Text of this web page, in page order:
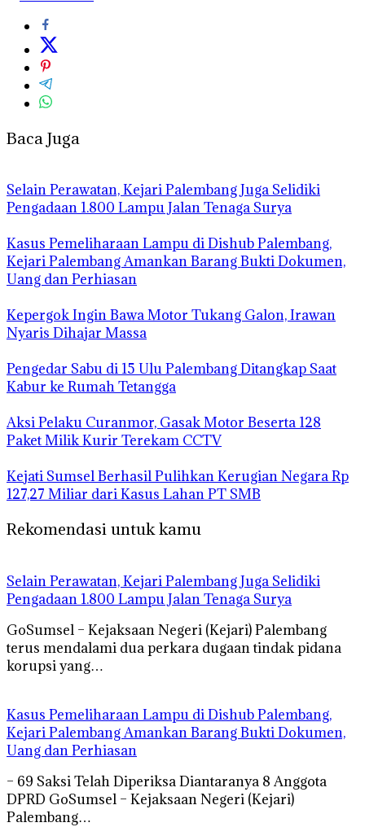
Baca Juga
Selain Perawatan, Kejari Palembang Juga Selidiki
Pengadaan 1.800 Lampu Jalan Tenaga Surya
Kasus Pemeliharaan Lampu di Dishub Palembang,
Kejari Palembang Amankan Barang Bukti Dokumen,
Uang dan Perhiasan
Kepergok Ingin Bawa Motor Tukang Galon, Irawan
Nyaris Dihajar Massa
Pengedar Sabu di 15 Ulu Palembang Ditangkap Saat
Kabur ke Rumah Tetangga
Aksi Pelaku Curanmor, Gasak Motor Beserta 128
Paket Milik Kurir Terekam CCTV
Kejati Sumsel Berhasil Pulihkan Kerugian Negara Rp
127,27 Miliar dari Kasus Lahan PT SMB
Rekomendasi untuk kamu
Selain Perawatan, Kejari Palembang Juga Selidiki
Pengadaan 1.800 Lampu Jalan Tenaga Surya
GoSumsel – Kejaksaan Negeri (Kejari) Palembang
terus mendalami dua perkara dugaan tindak pidana
korupsi yang…
Kasus Pemeliharaan Lampu di Dishub Palembang,
Kejari Palembang Amankan Barang Bukti Dokumen,
Uang dan Perhiasan
– 69 Saksi Telah Diperiksa Diantaranya 8 Anggota
DPRD GoSumsel – Kejaksaan Negeri (Kejari)
Palembang…